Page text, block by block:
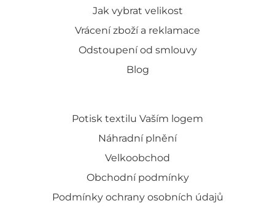
Jak vybrat velikost
Vrácení zboží a reklamace
Odstoupení od smlouvy
Blog
Potisk textilu Vaším logem
Náhradní plnění
Velkoobchod
Obchodní podmínky
Podmínky ochrany osobních údajů